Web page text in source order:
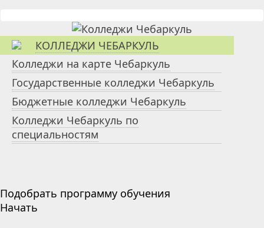
КОЛЛЕДЖИ ЧЕБАРКУЛЬ
Колледжи на карте Чебаркуль
Государственные колледжи Чебаркуль
Бюджетные колледжи Чебаркуль
Колледжи Чебаркуль по
специальностям
Подобрать программу обучения
Начать